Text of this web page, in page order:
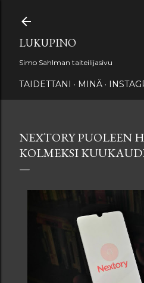
LUKUPINO
Simo Sahlman taiteilijasivu
TAIDETTANI MINÄ
NEXTORY PUOLEEN
KOLMEKSI